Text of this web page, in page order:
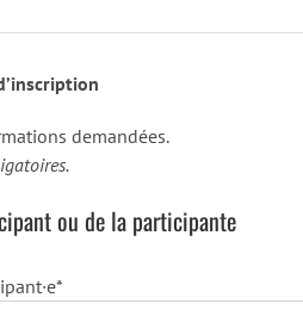
demandées.
ou de la participante